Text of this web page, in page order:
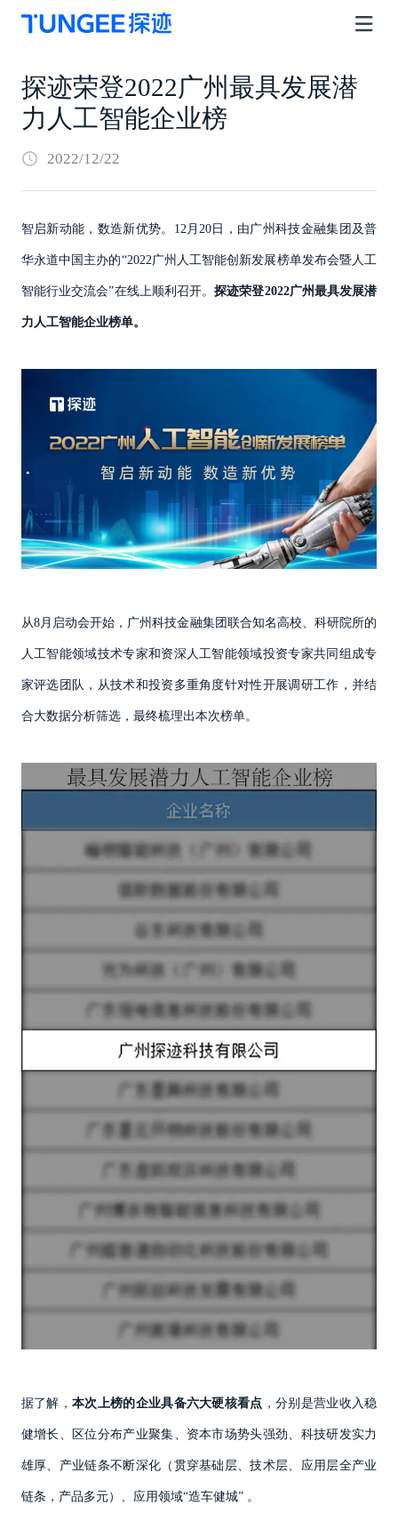
探迹荣登2022广州最具发展潜
力人工智能企业榜
2022/12/22
智启新动能，数造新优势。12月20日，由广州科技金融集团及普
华永道中国主办的“2022广州人工智能创新发展榜单发布会暨人工
智能行业交流会”在线上顺利召开。探迹荣登2022广州最具发展潜
力人工智能企业榜单。
从8月启动会开始，广州科技金融集团联合知名高校、科研院所的
人工智能领域技术专家和资深人工智能领域投资专家共同组成专
家评选团队，从技术和投资多重角度针对性开展调研工作，并结
合大数据分析筛选，最终梳理出本次榜单。
据了解，本次上榜的企业具备六大硬核看点 ，分别是营业收入稳
健增长、区位分布产业聚集、资本市场势头强劲、科技研发实力
雄厚、产业链条不断深化（贯穿基础层、技术层、应用层全产业
链条，产品多元）、应用领域“造车健城” 。